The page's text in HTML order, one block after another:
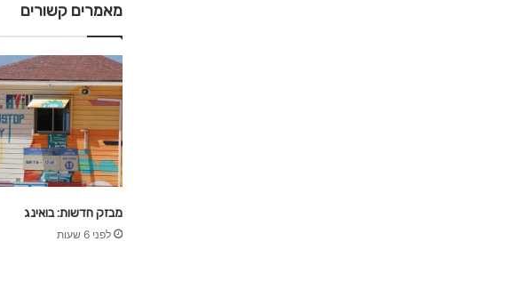
ש
ה
ר
4
מאמרים קשורים
מבזק חדשות: בואינג
לפני 6 שעות